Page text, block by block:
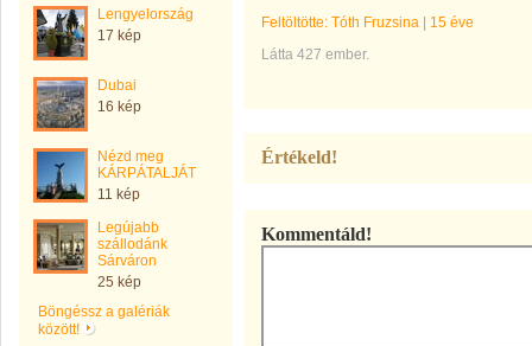
Lengyelország
17 kép
Dubai
16 kép
Nézd meg
KÁRPÁTALJÁT
11 kép
Legújabb
szállodánk
Sárváron
25 kép
Böngéssz a galériák
között!
Feltöltötte: Tóth Fruzsina
15 éve
Látta 427 ember.
Értékeld!
Kommentáld!